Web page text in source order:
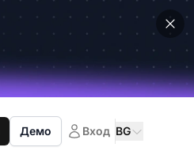
Демо Вход BG